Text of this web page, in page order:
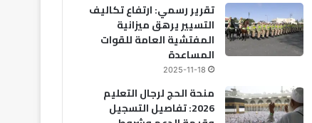
تقرير رسمي: ارتفاع تكاليف
التسيير يرهق ميزانية
المفتشية العامة للقوات
المساعدة
2025-11-18
منحة الحج لرجال التعليم
2026: تفاصيل التسجيل